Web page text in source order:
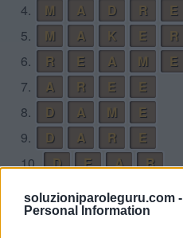
soluzioniparoleguru.com -
Personal Information
4.
M A D R
E
5.
M A K E
R
6.
R E A M
E
7.
A R E
E
8.
D A M
E
9.
D A R
E
10. D E A
R
11.
D
12. D E E
R